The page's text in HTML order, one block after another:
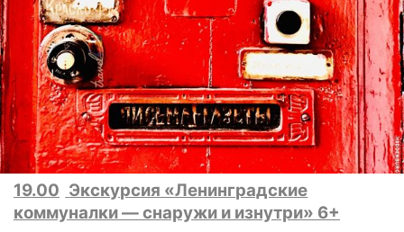
19.00 Экскурсия «Ленинградские
коммуналки — снаружи и изнутри» 6+